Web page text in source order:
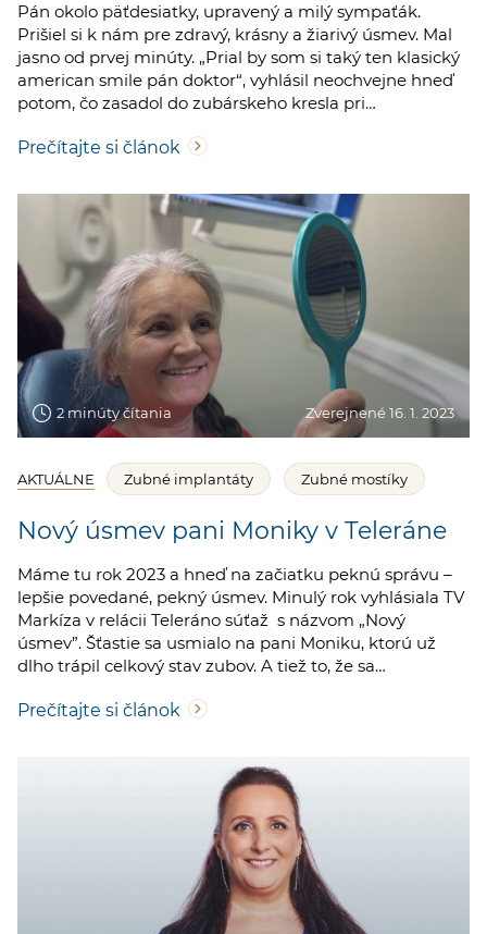
Pán okolo päťdesiatky, upravený a milý sympaťák.
Prišiel si k nám pre zdravý, krásny a žiarivý úsmev. Mal
jasno od prvej minúty. „Prial by som si taký ten klasický
american smile pán doktor“, vyhlásil neochvejne hneď
potom, čo zasadol do zubárskeho kresla pri…
Prečítajte si článok
2 minúty čítania Zverejnené 16. 1. 2023
AKTUÁLNE Zubné implantáty Zubné mostíky
Nový úsmev pani Moniky v Teleráne
Máme tu rok 2023 a hneď na začiatku peknú správu –
lepšie povedané, pekný úsmev. Minulý rok vyhlásiala TV
Markíza v relácii Teleráno súťaž s názvom „Nový
úsmev”. Šťastie sa usmialo na pani Moniku, ktorú už
dlho trápil celkový stav zubov. A tiež to, že sa…
Prečítajte si článok